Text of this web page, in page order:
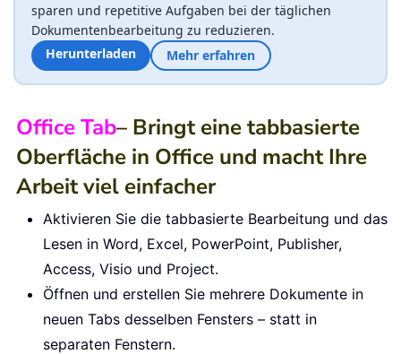
sparen und repetitive Aufgaben bei der täglichen
Dokumentenbearbeitung zu reduzieren.
Herunterladen
Mehr erfahren
Office Tab– Bringt eine tabbasierte
Oberfläche in Office und macht Ihre
Arbeit viel einfacher
Aktivieren Sie die tabbasierte Bearbeitung und das
Lesen in Word, Excel, PowerPoint, Publisher,
Access, Visio und Project.
Öffnen und erstellen Sie mehrere Dokumente in
neuen Tabs desselben Fensters – statt in
separaten Fenstern.